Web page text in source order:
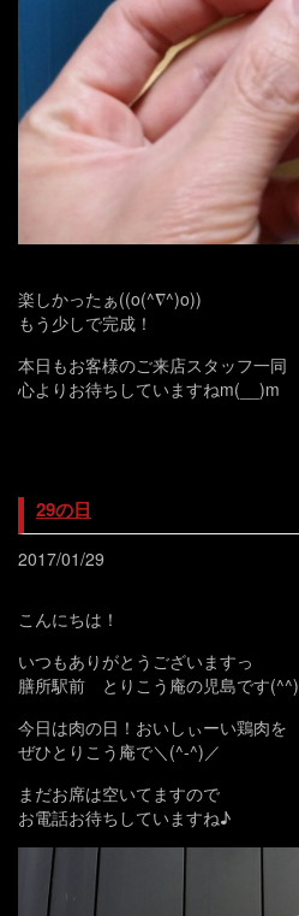
楽しかったぁ((o(^∇^)o))
もう少しで完成！
本日もお客様のご来店スタッフ一同
心よりお待ちしていますねm(__)m
29の日
2017/01/29
こんにちは！
いつもありがとうございますっ
膳所駅前 とりこう庵の児島です(^^)
今日は肉の日！おいしぃーい鶏肉を
ぜひとりこう庵で＼(^-^)／
まだお席は空いてますので
お電話お待ちしていますね♪